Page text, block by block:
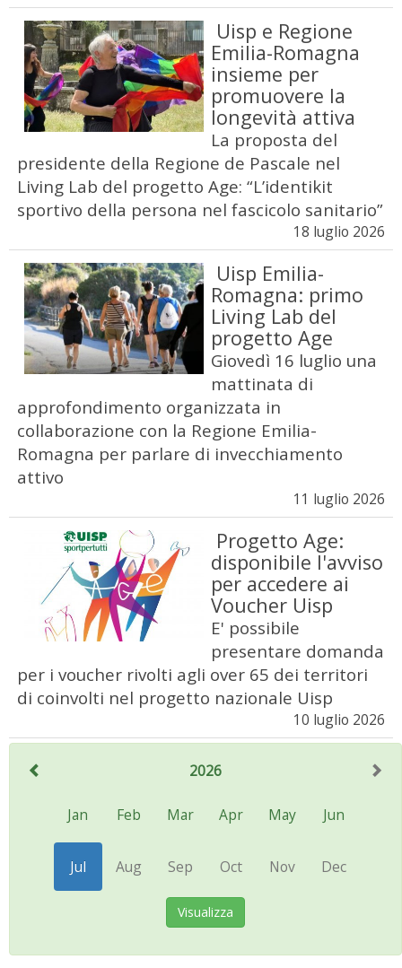
Uisp e Regione
Emilia-Romagna
insieme per
promuovere la
longevità attiva
La proposta del
presidente della Regione de Pascale nel
Living Lab del progetto Age: “L’identikit
sportivo della persona nel fascicolo sanitario”
18 luglio 2026
Uisp Emilia-
Romagna: primo
Living Lab del
progetto Age
Giovedì 16 luglio una
mattinata di
approfondimento organizzata in
collaborazione con la Regione Emilia-
Romagna per parlare di invecchiamento
attivo
11 luglio 2026
Progetto Age:
disponibile l'avviso
per accedere ai
Voucher Uisp
E' possibile
presentare domanda
per i voucher rivolti agli over 65 dei territori
di coinvolti nel progetto nazionale Uisp
10 luglio 2026
2026
Jan Feb Mar Apr May Jun
Jul Aug Sep Oct Nov Dec
Visualizza